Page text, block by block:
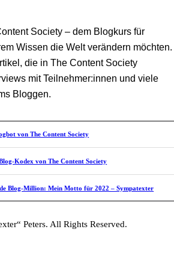
Society – dem Blogkurs für
Wissen die Welt verändern möchten.
die in The Content Society
mit Teilnehmer:innen und viele
Bloggen.
von The Content Society
Kodex von The Content Society
Blog-Million: Mein Motto für 2022 – Sympatexter
Peters. All Rights Reserved.